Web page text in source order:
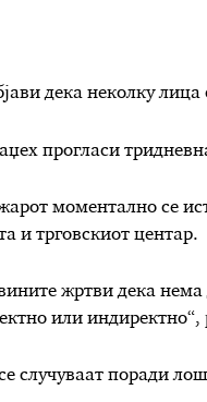
дека неколку лица
прогласи
моментално се
и трговскиот центар.
жртви дека
или
случуваат поради